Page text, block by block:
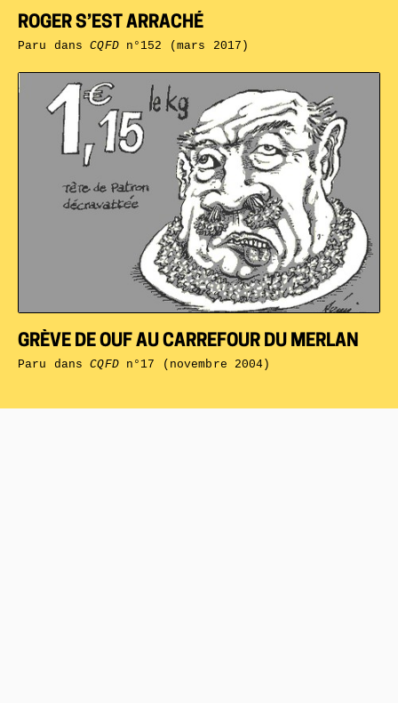
GRÈVE DE OUF AU CARREFOUR DU MERLAN
Paru dansCQFDn°17 (novembre 2004)
ROGER S’EST ARRACHÉ
Paru dansCQFDn°152 (mars 2017)